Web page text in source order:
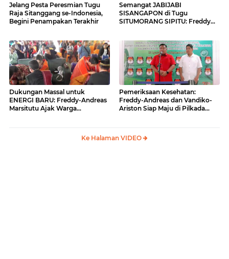
Jelang Pesta Peresmian Tugu
Raja Sitanggang se-Indonesia,
Begini Penampakan Terakhir
Semangat JABIJABI
SISANGAPON di Tugu
SITUMORANG SIPITU: Freddy
Dukungan Massal untuk
ENERGI BARU: Freddy-Andreas
Marsitutu Ajak Warga
Pemeriksaan Kesehatan:
Freddy-Andreas dan Vandiko-
Ariston Siap Maju di Pilkada
Ke Halaman VIDEO